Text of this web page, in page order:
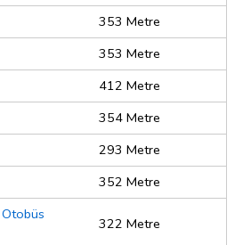
353 Metre
353 Metre
412 Metre
354 Metre
293 Metre
352 Metre
322 Metre